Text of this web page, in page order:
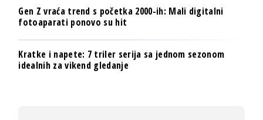
Gen Z vraća trend s početka 2000-ih: Mali digitalni
fotoaparati ponovo su hit
Kratke i napete: 7 triler serija sa jednom sezonom
idealnih za vikend gledanje